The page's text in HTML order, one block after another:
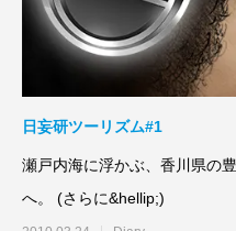
日妄研ツーリズム#1
瀬戸内海に浮かぶ、香川県の
へ。 (さらに&hellip;)